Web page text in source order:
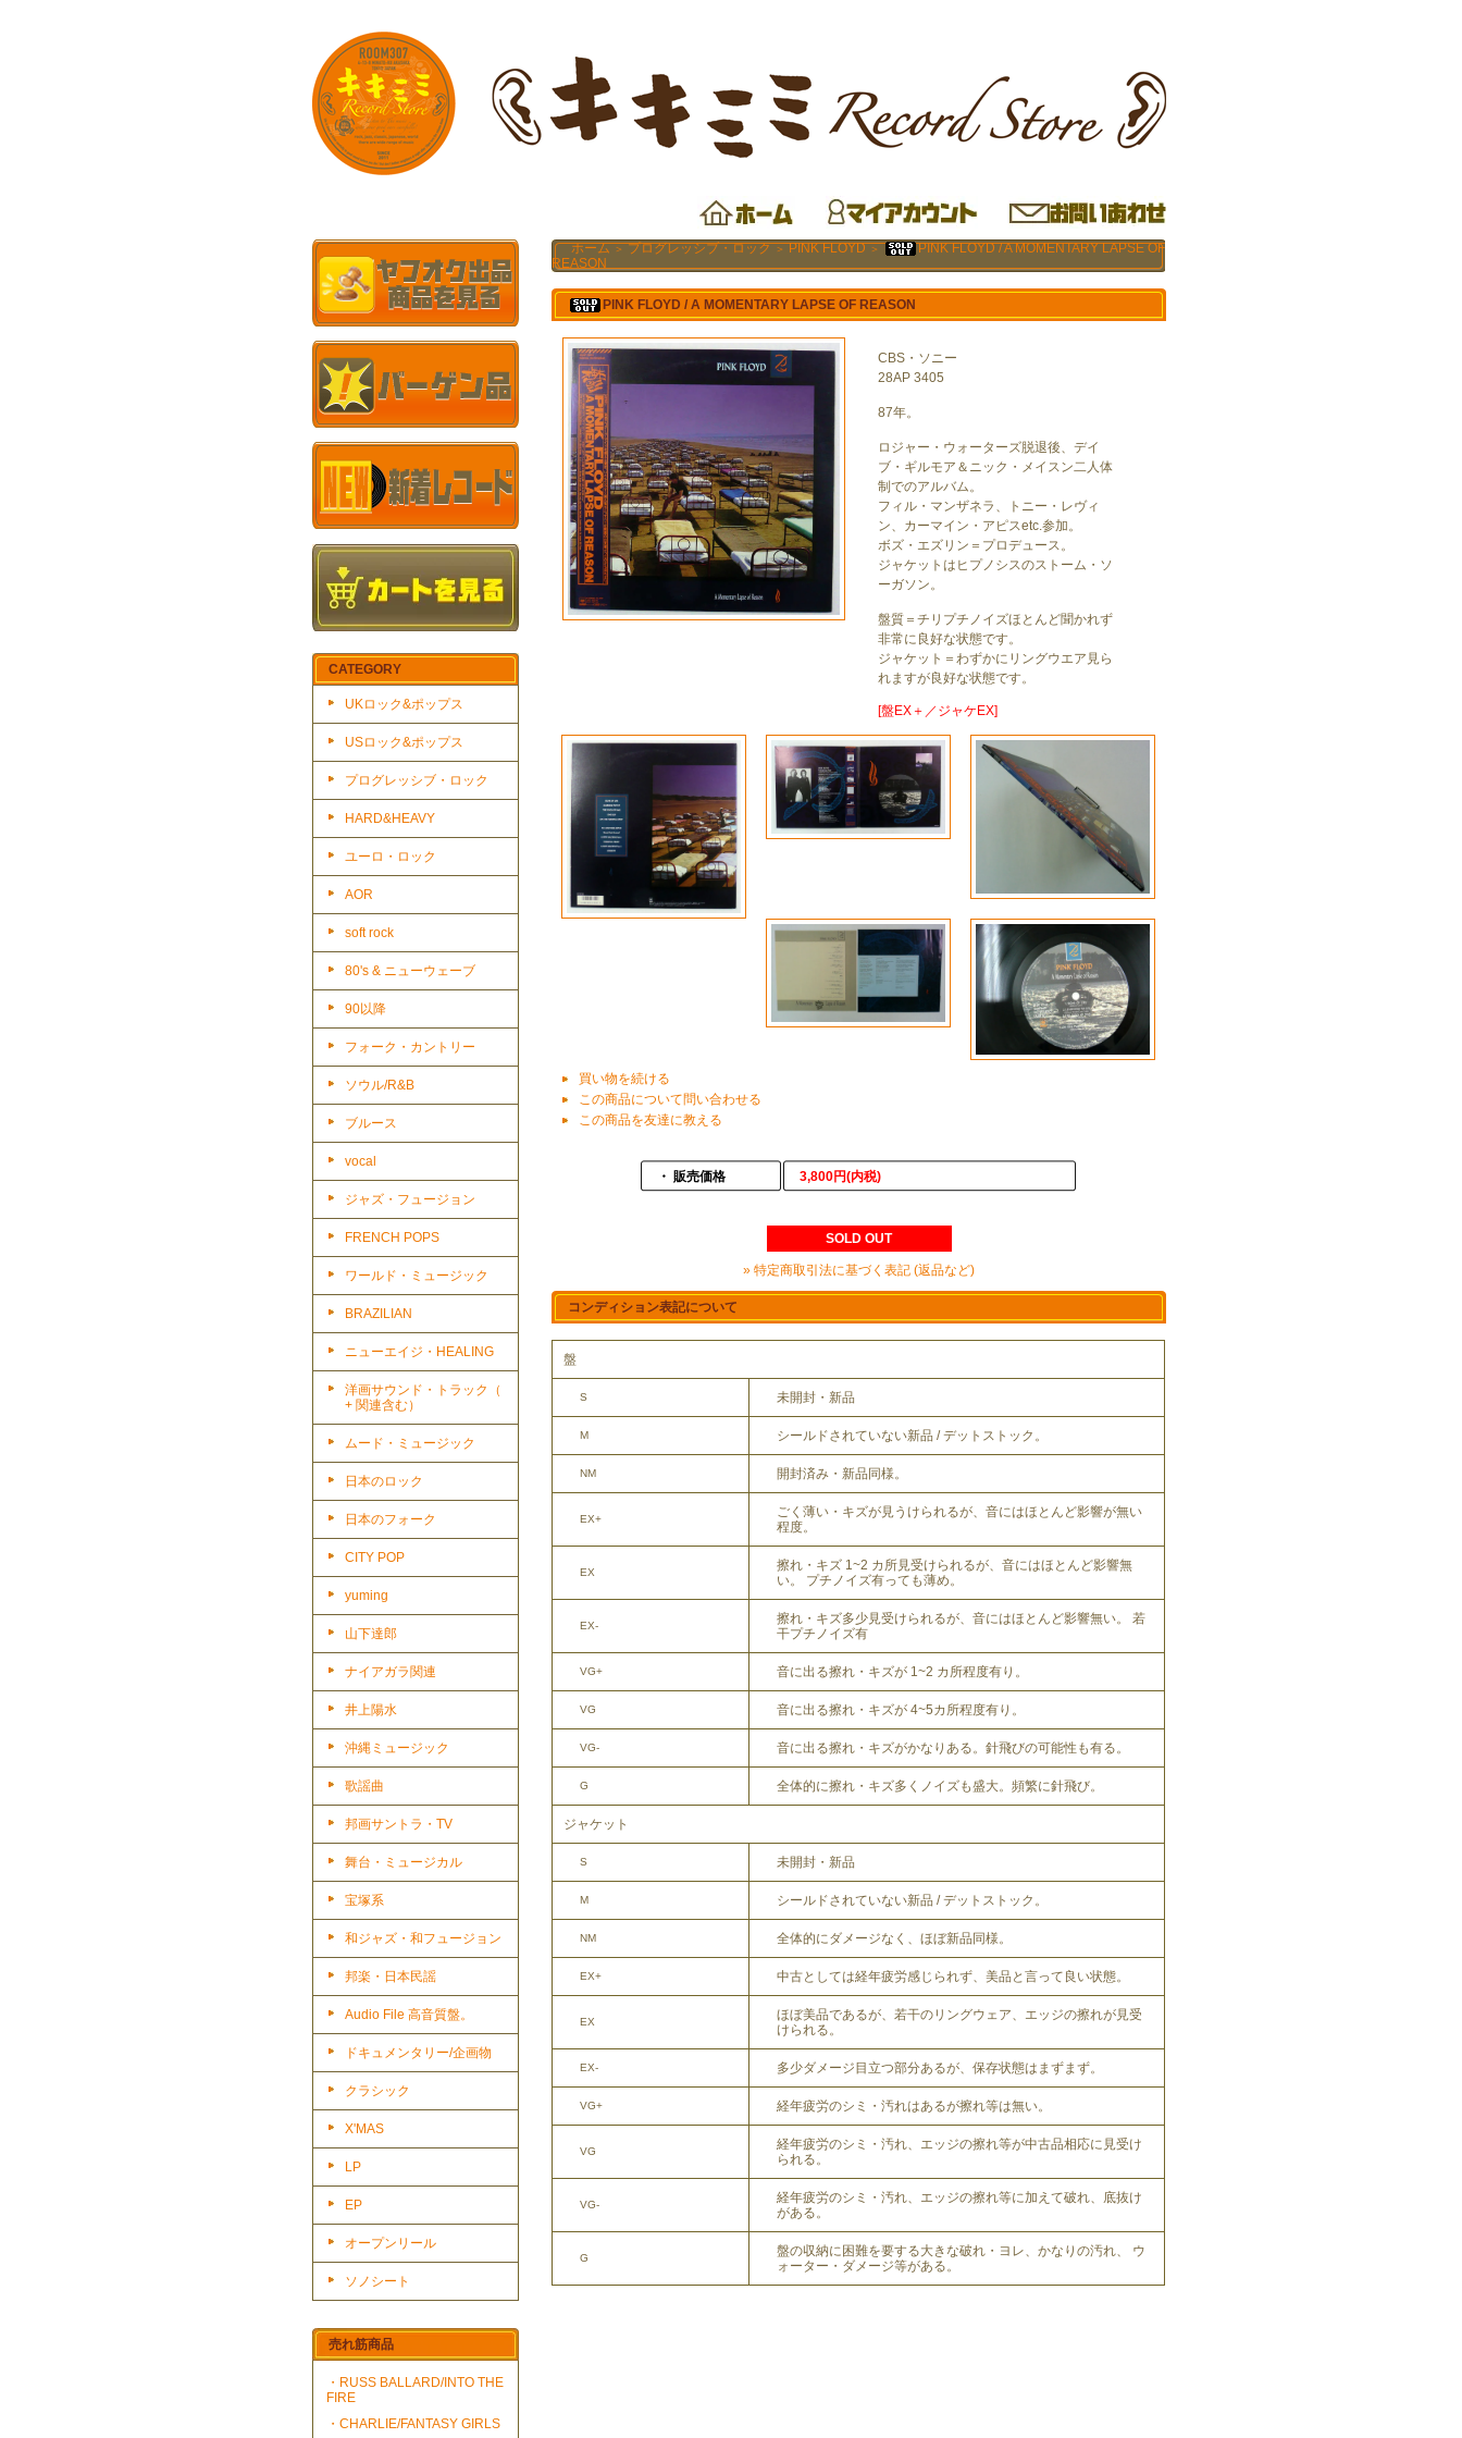
CATEGORY
UKロック&ポップス
USロック&ポップス
プログレッシブ・ロック
HARD&HEAVY
ユーロ・ロック
AOR
soft rock
80's & ニューウェーブ
90以降
フォーク・カントリー
ソウル/R&B
ブルース
vocal
ジャズ・フュージョン
FRENCH POPS
ワールド・ミュージック
BRAZILIAN
ニューエイジ・HEALING
洋画サウンド・トラック（
+ 関連含む）
ムード・ミュージック
日本のロック
日本のフォーク
CITY POP
yuming
山下達郎
ナイアガラ関連
井上陽水
沖縄ミュージック
歌謡曲
邦画サントラ・TV
舞台・ミュージカル
宝塚系
和ジャズ・和フュージョン
邦楽・日本民謡
Audio File 高音質盤。
ドキュメンタリー/企画物
クラシック
X'MAS
LP
EP
オープンリール
ソノシート
売れ筋商品
・RUSS BALLARD/INTO THE
FIRE
・CHARLIE/FANTASY GIRLS
ホーム ＞ プログレッシブ・ロック ＞ PINK FLOYD ＞
PINK FLOYD / A MOMENTARY LAPSE OF
REASON
PINK FLOYD / A MOMENTARY LAPSE OF REASON
CBS・ソニー
28AP 3405
87年。
ロジャー・ウォーターズ脱退後、デイ
ブ・ギルモア＆ニック・メイスン二人体
制でのアルバム。
フィル・マンザネラ、トニー・レヴィ
ン、カーマイン・アピスetc.参加。
ボズ・エズリン＝プロデュース。
ジャケットはヒプノシスのストーム・ソ
ーガソン。
盤質＝チリプチノイズほとんど聞かれず
非常に良好な状態です。
ジャケット＝わずかにリングウエア見ら
れますが良好な状態です。
[盤EX＋／ジャケEX]
買い物を続ける
この商品について問い合わせる
この商品を友達に教える
・ 販売価格 3,800円(内税)
SOLD OUT
» 特定商取引法に基づく表記 (返品など)
コンディション表記について
盤
S 未開封・新品
M シールドされていない新品 / デットストック。
NM 開封済み・新品同様。
EX+
ごく薄い・キズが見うけられるが、音にはほとんど影響が無い
程度。
EX
擦れ・キズ 1~2 カ所見受けられるが、音にはほとんど影響無
い。 プチノイズ有っても薄め。
EX-
擦れ・キズ多少見受けられるが、音にはほとんど影響無い。 若
干プチノイズ有
VG+ 音に出る擦れ・キズが 1~2 カ所程度有り。
VG 音に出る擦れ・キズが 4~5カ所程度有り。
VG- 音に出る擦れ・キズがかなりある。針飛びの可能性も有る。
G 全体的に擦れ・キズ多くノイズも盛大。頻繁に針飛び。
ジャケット
S 未開封・新品
M シールドされていない新品 / デットストック。
NM 全体的にダメージなく、ほぼ新品同様。
EX+ 中古としては経年疲労感じられず、美品と言って良い状態。
EX
ほぼ美品であるが、若干のリングウェア、エッジの擦れが見受
けられる。
EX- 多少ダメージ目立つ部分あるが、保存状態はまずまず。
VG+ 経年疲労のシミ・汚れはあるが擦れ等は無い。
VG
経年疲労のシミ・汚れ、エッジの擦れ等が中古品相応に見受け
られる。
VG-
経年疲労のシミ・汚れ、エッジの擦れ等に加えて破れ、底抜け
がある。
G
盤の収納に困難を要する大きな破れ・ヨレ、かなりの汚れ、 ウ
ォーター・ダメージ等がある。